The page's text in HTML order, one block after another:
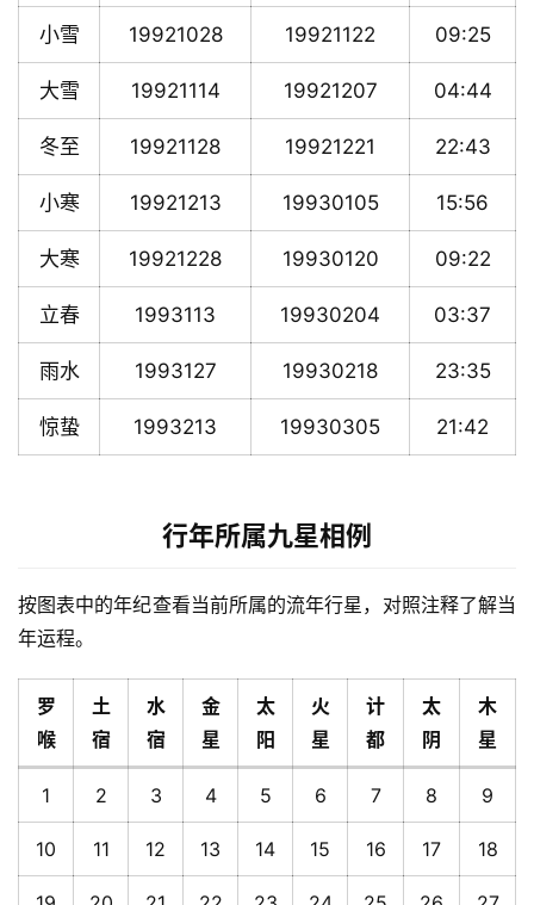
小雪 19921028 19921122 09:25
大雪 19921114 19921207 04:44
冬至 19921128 19921221 22:43
小寒 19921213 19930105 15:56
大寒 19921228 19930120 09:22
立春 1993113 19930204 03:37
雨水 1993127 19930218 23:35
惊蛰 1993213 19930305 21:42
行年所属九星相例
按图表中的年纪查看当前所属的流年行星，对照注释了解当
年运程。
罗
喉
土
宿
水
宿
金
星
太
阳
火
星
计
都
太
阴
木
星
1 2 3 4 5 6 7 8 9
10 11 12 13 14 15 16 17 18